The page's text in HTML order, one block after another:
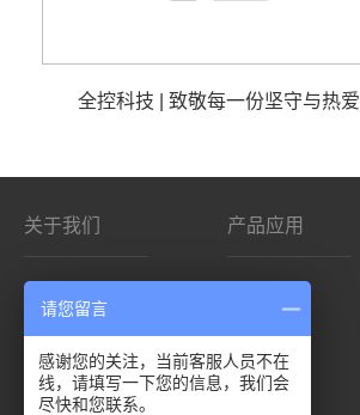
全控科技 | 致敬每一份坚守与热爱
关于我们
公司简介
产品应用
影院/VR
控制板卡
请您留言
感谢您的关注，当前客服人员不在
线，请填写一下您的信息，我们会
尽快和您联系。